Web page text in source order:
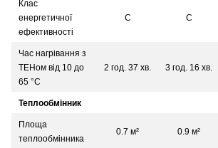
Клас
енергетичної
ефективності
С С
Час нагрівання з
ТЕНом від 10 до
65 °С
2 год. 37 хв. 3 год. 16 хв.
Теплообмінник
Площа
теплообмінника
0.7 м² 0.9 м²